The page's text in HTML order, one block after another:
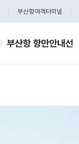
부산항여객터미널